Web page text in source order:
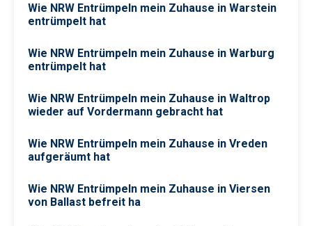
Wie NRW Entrümpeln mein Zuhause in Warstein
entrümpelt hat
Wie NRW Entrümpeln mein Zuhause in Warburg
entrümpelt hat
Wie NRW Entrümpeln mein Zuhause in Waltrop
wieder auf Vordermann gebracht hat
Wie NRW Entrümpeln mein Zuhause in Vreden
aufgeräumt hat
Wie NRW Entrümpeln mein Zuhause in Viersen
von Ballast befreit ha